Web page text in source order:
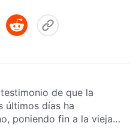
de que la
últimos días ha
poniendo fin a la vieja